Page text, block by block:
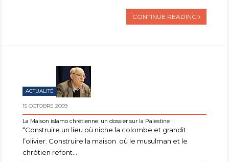
CONTINUE READING
ACTUALITÉ
15 OCTOBRE 2009
La Maison islamo chrétienne: un dossier sur la Palestine !
“Construire un lieu où niche la colombe et grandit
l’olivier. Construire la maison où le musulman et le
chrétien refont...